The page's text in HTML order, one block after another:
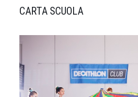
CARTA SCUOLA